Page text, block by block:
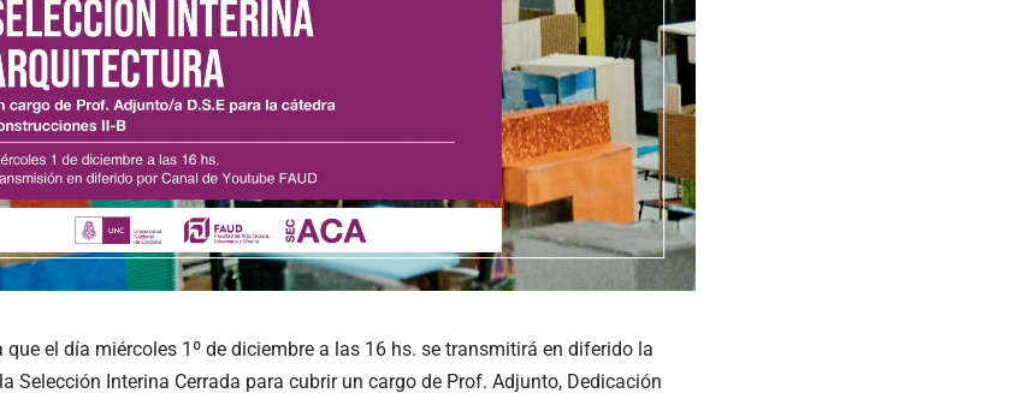
el día miércoles 1º de diciembre a las 16 hs. se transmitirá en diferido la
Selección Interina Cerrada para cubrir un cargo de Prof. Adjunto, Dedicación